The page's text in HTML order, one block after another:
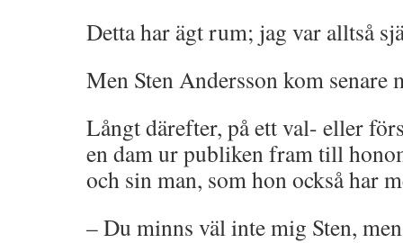
Detta har ägt rum; jag var alltså
Men Sten Andersson kom senare
Långt därefter, på ett val- eller
en dam ur publiken fram till
och sin man, som hon också har
– Du minns väl inte mig Sten,